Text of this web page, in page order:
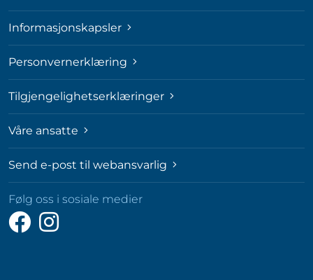
Informasjonskapsler
Personvernerklæring
Tilgjengelighetserklæringer
Våre ansatte
Send e-post til webansvarlig
Følg oss i sosiale medier
Følg
oss
Følg
oss